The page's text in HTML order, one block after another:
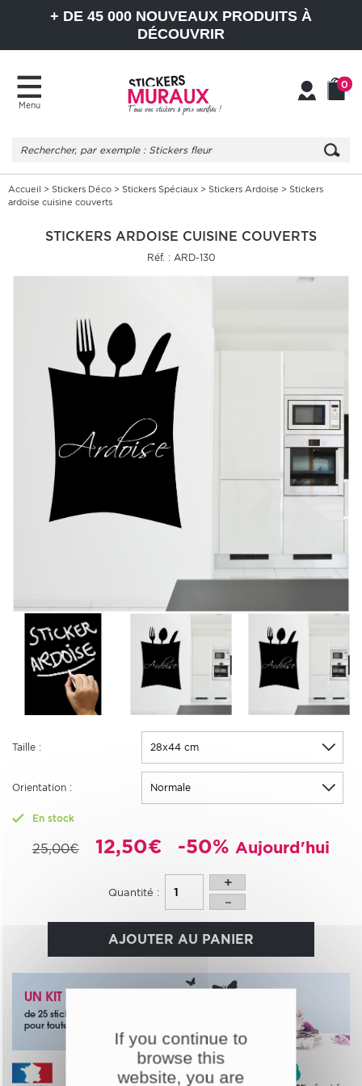
+ DE 45 000 NOUVEAUX PRODUITS À
DÉCOUVRIR
Menu
0
Accueil > Stickers Déco > Stickers Spéciaux > Stickers Ardoise > Stickers
ardoise cuisine couverts
STICKERS ARDOISE CUISINE COUVERTS
Réf. : ARD-130
Taille :
Orientation :
En stock
25,00€ 12,50€ -50% Aujourd'hui
Quantité :
AJOUTER AU PANIER
UN KIT OFFERT
de 25 stickers papillons noirs
pour toute commande
If you continue to
browse this
website, you are